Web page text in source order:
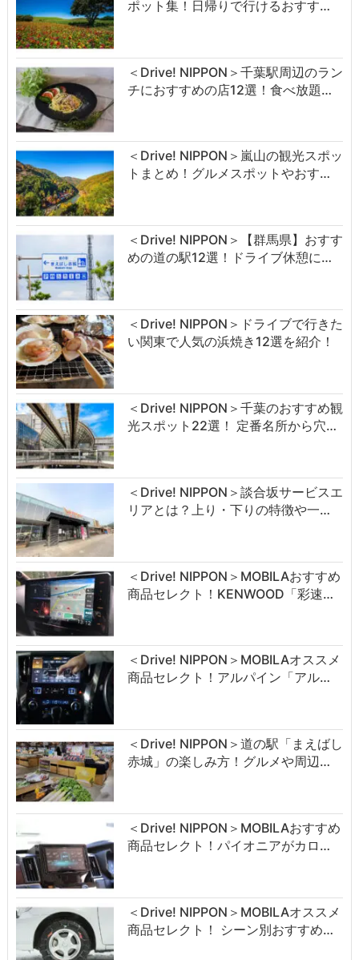
ポット集！日帰りで行けるおすす…
＜Drive! NIPPON＞千葉駅周辺のラン
チにおすすめの店12選！食べ放題…
＜Drive! NIPPON＞嵐山の観光スポッ
トまとめ！グルメスポットやおす…
＜Drive! NIPPON＞【群馬県】おすす
めの道の駅12選！ドライブ休憩に…
＜Drive! NIPPON＞ドライブで行きた
い関東で人気の浜焼き12選を紹介！
＜Drive! NIPPON＞千葉のおすすめ観
光スポット22選！ 定番名所から穴…
＜Drive! NIPPON＞談合坂サービスエ
リアとは？上り・下りの特徴や一…
＜Drive! NIPPON＞MOBILAおすすめ
商品セレクト！KENWOOD「彩速…
＜Drive! NIPPON＞MOBILAオススメ
商品セレクト！アルパイン「アル…
＜Drive! NIPPON＞道の駅「まえばし
赤城」の楽しみ方！グルメや周辺…
＜Drive! NIPPON＞MOBILAおすすめ
商品セレクト！パイオニアがカロ…
＜Drive! NIPPON＞MOBILAオススメ
商品セレクト！ シーン別おすすめ…